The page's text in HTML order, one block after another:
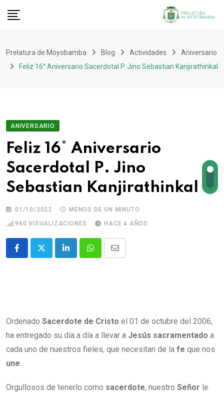
Prelatura de Moyobamba Blog Actividades
Aniversario
Feliz 16° Aniversario Sacerdotal P. Jino Sebastian Kanjirathinkal
ANIVERSARIO
Feliz 16° Aniversario
Sacerdotal P. Jino
Sebastian Kanjirathinkal
01/10/2022
MENOS DE UN MINUTO
960 VISUALIZACIONES HACE 4 AÑOS
Ordenado Sacerdote de Cristo el 01 de octubre del 2006,
ha entregado su día a día a llevar a Jesús sacramentado a
cada uno de nuestros fieles, que necesitan de la fe que nos
une.
Orgullosos de tenerlo como sacerdote, nuestro Señor le